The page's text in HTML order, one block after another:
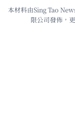
本材料由Sing Tao
限公司發佈，